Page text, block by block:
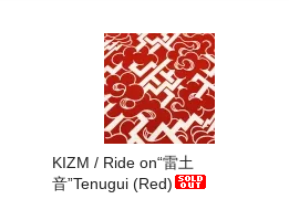
KIZM / Ride on“雷土
音”Tenugui (Red)